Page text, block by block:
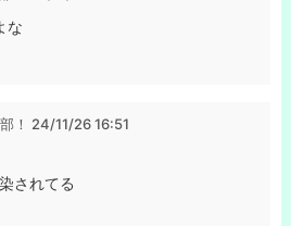
な
！ 24/11/26 16:51
されてる